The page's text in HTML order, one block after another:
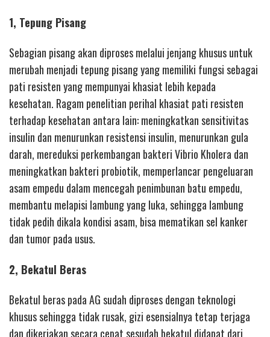
1, Tepung Pisang
Sebagian pisang akan diproses melalui jenjang khusus untuk
merubah menjadi tepung pisang yang memiliki fungsi sebagai
pati resisten yang mempunyai khasiat lebih kepada
kesehatan. Ragam penelitian perihal khasiat pati resisten
terhadap kesehatan antara lain: meningkatkan sensitivitas
insulin dan menurunkan resistensi insulin, menurunkan gula
darah, mereduksi perkembangan bakteri Vibrio Kholera dan
meningkatkan bakteri probiotik, memperlancar pengeluaran
asam empedu dalam mencegah penimbunan batu empedu,
membantu melapisi lambung yang luka, sehingga lambung
tidak pedih dikala kondisi asam, bisa mematikan sel kanker
dan tumor pada usus.
2, Bekatul Beras
Bekatul beras pada AG sudah diproses dengan teknologi
khusus sehingga tidak rusak, gizi esensialnya tetap terjaga
dan dikerjakan secara cepat sesudah bekatul didapat dari